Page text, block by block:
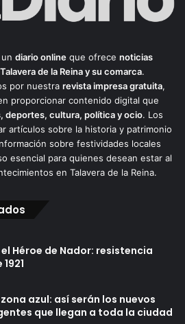
diario online que ofrece noticias
de la Reina y su comarca.
por nuestra revista impresa gratuita,
proporcionar contenido digital que
deportes, cultura, política y ocio. Los
artículos sobre la historia y patrimonio
sobre festividades locales
esencial para quienes desean estar al
en Talavera de la Reina.
el Héroe de Nador: resistencia
azul: así serán los nuevos
que llegan a toda la ciudad